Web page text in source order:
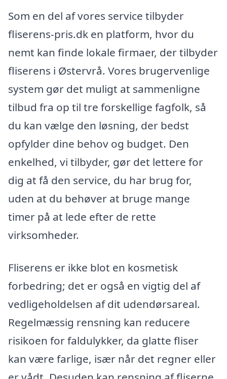
Som en del af vores service tilbyder
fliserens-pris.dk en platform, hvor du
nemt kan finde lokale firmaer, der tilbyder
fliserens i Østervrå. Vores brugervenlige
system gør det muligt at sammenligne
tilbud fra op til tre forskellige fagfolk, så
du kan vælge den løsning, der bedst
opfylder dine behov og budget. Den
enkelhed, vi tilbyder, gør det lettere for
dig at få den service, du har brug for,
uden at du behøver at bruge mange
timer på at lede efter de rette
virksomheder.
Fliserens er ikke blot en kosmetisk
forbedring; det er også en vigtig del af
vedligeholdelsen af dit udendørsareal.
Regelmæssig rensning kan reducere
risikoen for faldulykker, da glatte fliser
kan være farlige, især når det regner eller